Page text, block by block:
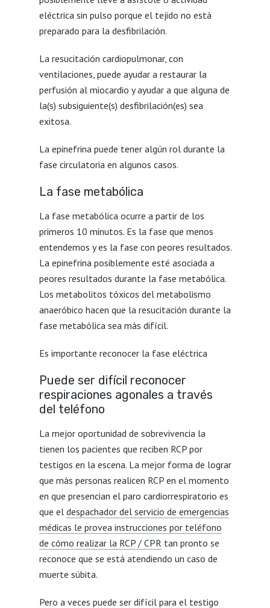
eléctrica sin pulso porque el tejido no está
preparado para la desfibrilación.
La resucitación cardiopulmonar, con
ventilaciones, puede ayudar a restaurar la
perfusión al miocardio y ayudar a que alguna de
la(s) subsiguiente(s) desfibrilación(es) sea
exitosa.
La epinefrina puede tener algún rol durante la
fase circulatoria en algunos casos.
La fase metabólica
La fase metabólica ocurre a partir de los
primeros 10 minutos. Es la fase que menos
entendemos y es la fase con peores resultados.
La epinefrina posiblemente esté asociada a
peores resultados durante la fase metabólica.
Los metabolitos tóxicos del metabolismo
anaeróbico hacen que la resucitación durante la
fase metabólica sea más difícil.
Es importante reconocer la fase eléctrica
Puede ser difícil reconocer
respiraciones agonales a través
del teléfono
La mejor oportunidad de sobrevivencia la
tienen los pacientes que reciben RCP por
testigos en la escena. La mejor forma de lograr
que más personas realicen RCP en el momento
en que presencian el paro cardiorrespiratorio es
que el despachador del servicio de emergencias
médicas le provea instrucciones por teléfono
de cómo realizar la RCP / CPR tan pronto se
reconoce que se está atendiendo un caso de
muerte súbita.
Pero a veces puede ser difícil para el testigo